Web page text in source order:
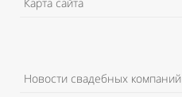
Новости свадебных компаний